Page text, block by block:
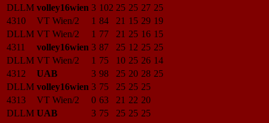
DLLM volley16wien 3 102 25 25 27 25
4310
VT Wien/2 1 84 21 15 29 19
DLLM VT Wien/2 1 77 21 25 16 15
4311
volley16wien 3 87 25 12 25 25
DLLM VT Wien/2 1 75 10 25 26 14
4312
UAB 3 98 25 20 28 25
DLLM volley16wien 3 75 25 25 25
4313
VT Wien/2 0 63 21 22 20
DLLM UAB 3 75 25 25 25